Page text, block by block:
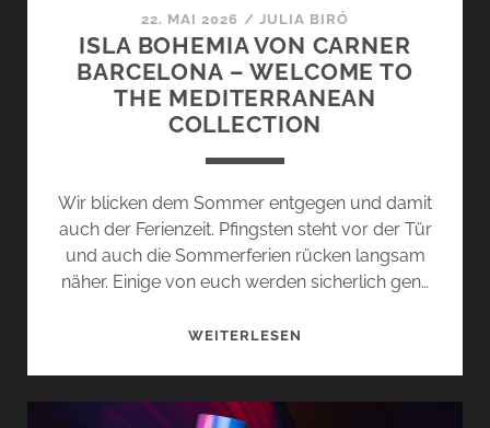
BEKOMMT
ZUWACHS
22. MAI 2026 / JULIA BIRÓ
ISLA BOHEMIA VON CARNER
BARCELONA – WELCOME TO
THE MEDITERRANEAN
COLLECTION
Wir blicken dem Sommer entgegen und damit
auch der Ferienzeit. Pfingsten steht vor der Tür
und auch die Sommerferien rücken langsam
näher. Einige von euch werden sicherlich gen…
WEITERLESEN